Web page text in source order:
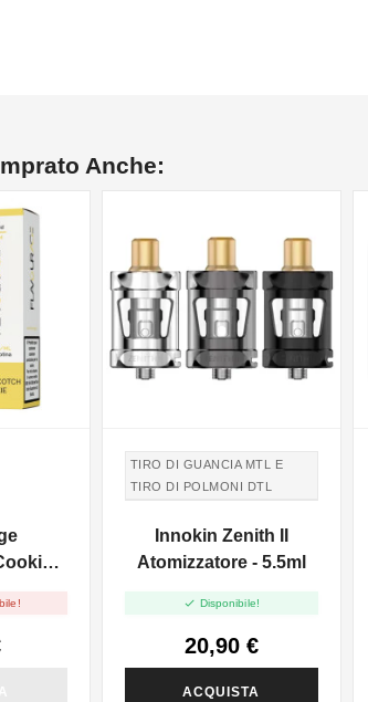
Anche:
-
TIRO DI GUANCIA MTL E
TIRO DI POLMONI DTL
TIRO DI POLMONI DTL
Innokin Zenith II
Atomizzatore - 5.5ml
 Disponibile!
20,90 €
ACQUISTA